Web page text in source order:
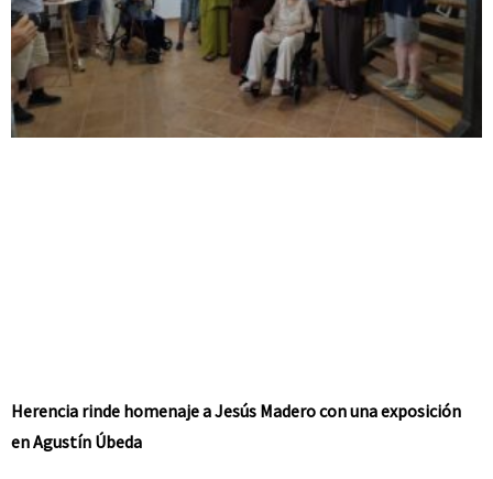
Herencia rinde homenaje a Jesús Madero con una exposición
en Agustín Úbeda